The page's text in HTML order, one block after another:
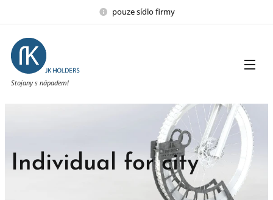
pouze sídlo firmy
Stojany s nápadem!
Individual for city